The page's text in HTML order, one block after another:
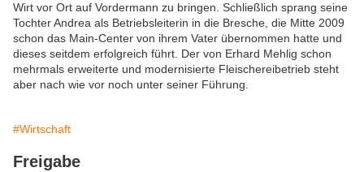
Wirt vor Ort auf Vordermann zu bringen. Schließlich sprang seine
Tochter Andrea als Betriebsleiterin in die Bresche, die Mitte 2009
schon das Main-Center von ihrem Vater übernommen hatte und
dieses seitdem erfolgreich führt. Der von Erhard Mehlig schon
mehrmals erweiterte und modernisierte Fleischereibetrieb steht
aber nach wie vor noch unter seiner Führung.
#Wirtschaft
Freigabe